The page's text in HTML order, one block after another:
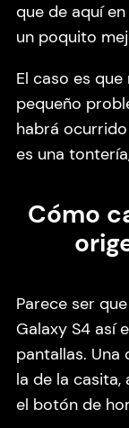
que de aquí
un poquito
El caso es
pequeño
habrá
es una
Cómo
Parece ser
Galaxy S4 así
pantallas. Una
la de la casita,
el botón de